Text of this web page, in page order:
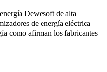
Dewesoft de alta
de energía eléctrica
como afirman los fabricantes